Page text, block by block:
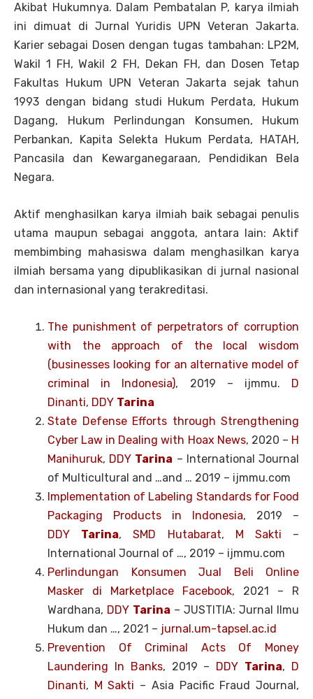
Akibat Hukumnya. Dalam Pembatalan P, karya ilmiah
ini dimuat di Jurnal Yuridis UPN Veteran Jakarta.
Karier sebagai Dosen dengan tugas tambahan: LP2M,
Wakil 1 FH, Wakil 2 FH, Dekan FH, dan Dosen Tetap
Fakultas Hukum UPN Veteran Jakarta sejak tahun
1993 dengan bidang studi Hukum Perdata, Hukum
Dagang, Hukum Perlindungan Konsumen, Hukum
Perbankan, Kapita Selekta Hukum Perdata, HATAH,
Pancasila dan Kewarganegaraan, Pendidikan Bela
Negara.
Aktif menghasilkan karya ilmiah baik sebagai penulis
utama maupun sebagai anggota, antara lain: Aktif
membimbing mahasiswa dalam menghasilkan karya
ilmiah bersama yang dipublikasikan di jurnal nasional
dan internasional yang terakreditasi.
The punishment of perpetrators of corruption
with the approach of the local wisdom
(businesses looking for an alternative model of
criminal in Indonesia), 2019 – ijmmu. D
Dinanti, DDY Tarina
State Defense Efforts through Strengthening
Cyber Law in Dealing with Hoax News, 2020 – H
Manihuruk, DDY Tarina – International Journal
of Multicultural and …and … 2019 – ijmmu.com
Implementation of Labeling Standards for Food
Packaging Products in Indonesia, 2019 –
DDY Tarina,SMD Hutabarat, M Sakti –
International Journal of …, 2019 – ijmmu.com
Perlindungan Konsumen Jual Beli Online
Masker di Marketplace Facebook, 2021 – R
Wardhana, DDY Tarina – JUSTITIA: Jurnal Ilmu
Hukum dan …, 2021 – jurnal.um-tapsel.ac.id
Prevention Of Criminal Acts Of Money
Laundering In Banks, 2019 – DDY Tarina, D
Dinanti, M Sakti – Asia Pacific Fraud Journal,